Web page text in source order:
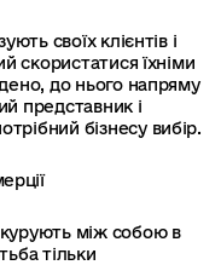
своїх клієнтів і
скористатися їхніми
до нього напряму
представник і
бізнесу вибір.
між собою в
тільки